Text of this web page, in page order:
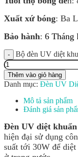
Xuất xứ bóng: Ba
Bảo hành: 6 Tháng
Bộ đèn UV diệt
Thêm vào giỏ hàng
Danh mục: Đèn UV
Mô tả sản phẩm
Đánh giá sản
Đèn UV diệt
hiện đại sử dụng
suất tới 30W để